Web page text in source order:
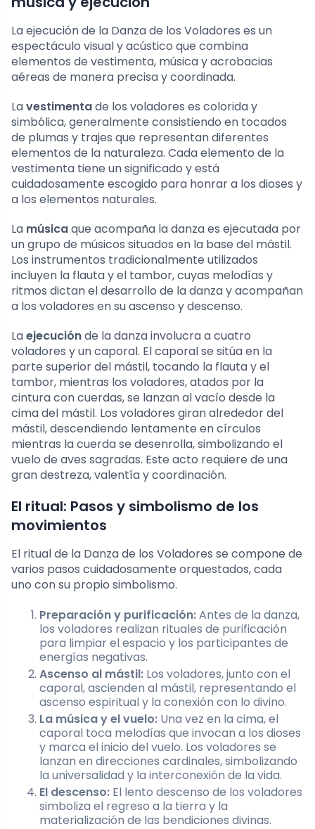
La ejecución de la Danza de los Voladores es un
espectáculo visual y acústico que combina
elementos de vestimenta, música y acrobacias
aéreas de manera precisa y coordinada.
Lavestimentade los voladores es colorida y
simbólica, generalmente consistiendo en tocados
de plumas y trajes que representan diferentes
elementos de la naturaleza. Cada elemento de la
vestimenta tiene un significado y está
cuidadosamente escogido para honrar a los dioses y
a los elementos naturales.
La músicaque acompaña la danza es ejecutada por
un grupo de músicos situados en la base del mástil.
Los instrumentos tradicionalmente utilizados
incluyen la flauta y el tambor, cuyas melodías y
ritmos dictan el desarrollo de la danza y acompañan
a los voladores en su ascenso y descenso.
Laejecuciónde la danza involucra a cuatro
voladores y un caporal. El caporal se sitúa en la
parte superior del mástil, tocando la flauta y el
tambor, mientras los voladores, atados por la
cintura con cuerdas, se lanzan al vacío desde la
cima del mástil. Los voladores giran alrededor del
mástil, descendiendo lentamente en círculos
mientras la cuerda se desenrolla, simbolizando el
vuelo de aves sagradas. Este acto requiere de una
gran destreza, valentía y coordinación.
El ritual: Pasos y simbolismo de los
movimientos
El ritual de la Danza de los Voladores se compone de
varios pasos cuidadosamente orquestados, cada
uno con su propio simbolismo.
Preparación y purificación:Antes de la danza,
los voladores realizan rituales de purificación
para limpiar el espacio y los participantes de
energías negativas.
Ascenso al mástil: Los voladores, junto con el
caporal, ascienden al mástil, representando el
ascenso espiritual y la conexión con lo divino.
La música y el vuelo: Una vez en la cima, el
caporal toca melodías que invocan a los dioses
y marca el inicio del vuelo. Los voladores se
lanzan en direcciones cardinales, simbolizando
la universalidad y la interconexión de la vida.
El descenso: El lento descenso de los voladores
simboliza el regreso a la tierra y la
materialización de las bendiciones divinas.